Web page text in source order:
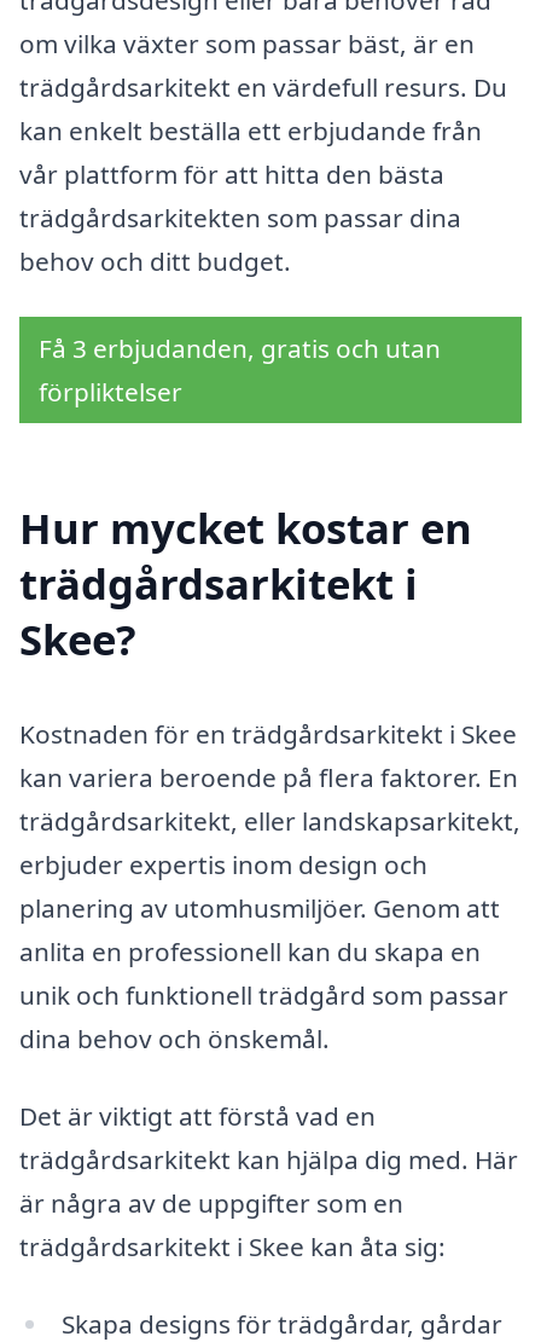
om vilka växter som passar bäst, är en
trädgårdsarkitekt en värdefull resurs. Du
kan enkelt beställa ett erbjudande från
vår plattform för att hitta den bästa
trädgårdsarkitekten som passar dina
behov och ditt budget.
Få 3 erbjudanden, gratis och utan
förpliktelser
Hur mycket kostar en
trädgårdsarkitekt i
Skee?
Kostnaden för en trädgårdsarkitekt i Skee
kan variera beroende på flera faktorer. En
trädgårdsarkitekt, eller landskapsarkitekt,
erbjuder expertis inom design och
planering av utomhusmiljöer. Genom att
anlita en professionell kan du skapa en
unik och funktionell trädgård som passar
dina behov och önskemål.
Det är viktigt att förstå vad en
trädgårdsarkitekt kan hjälpa dig med. Här
är några av de uppgifter som en
trädgårdsarkitekt i Skee kan åta sig:
Skapa designs för trädgårdar, gårdar